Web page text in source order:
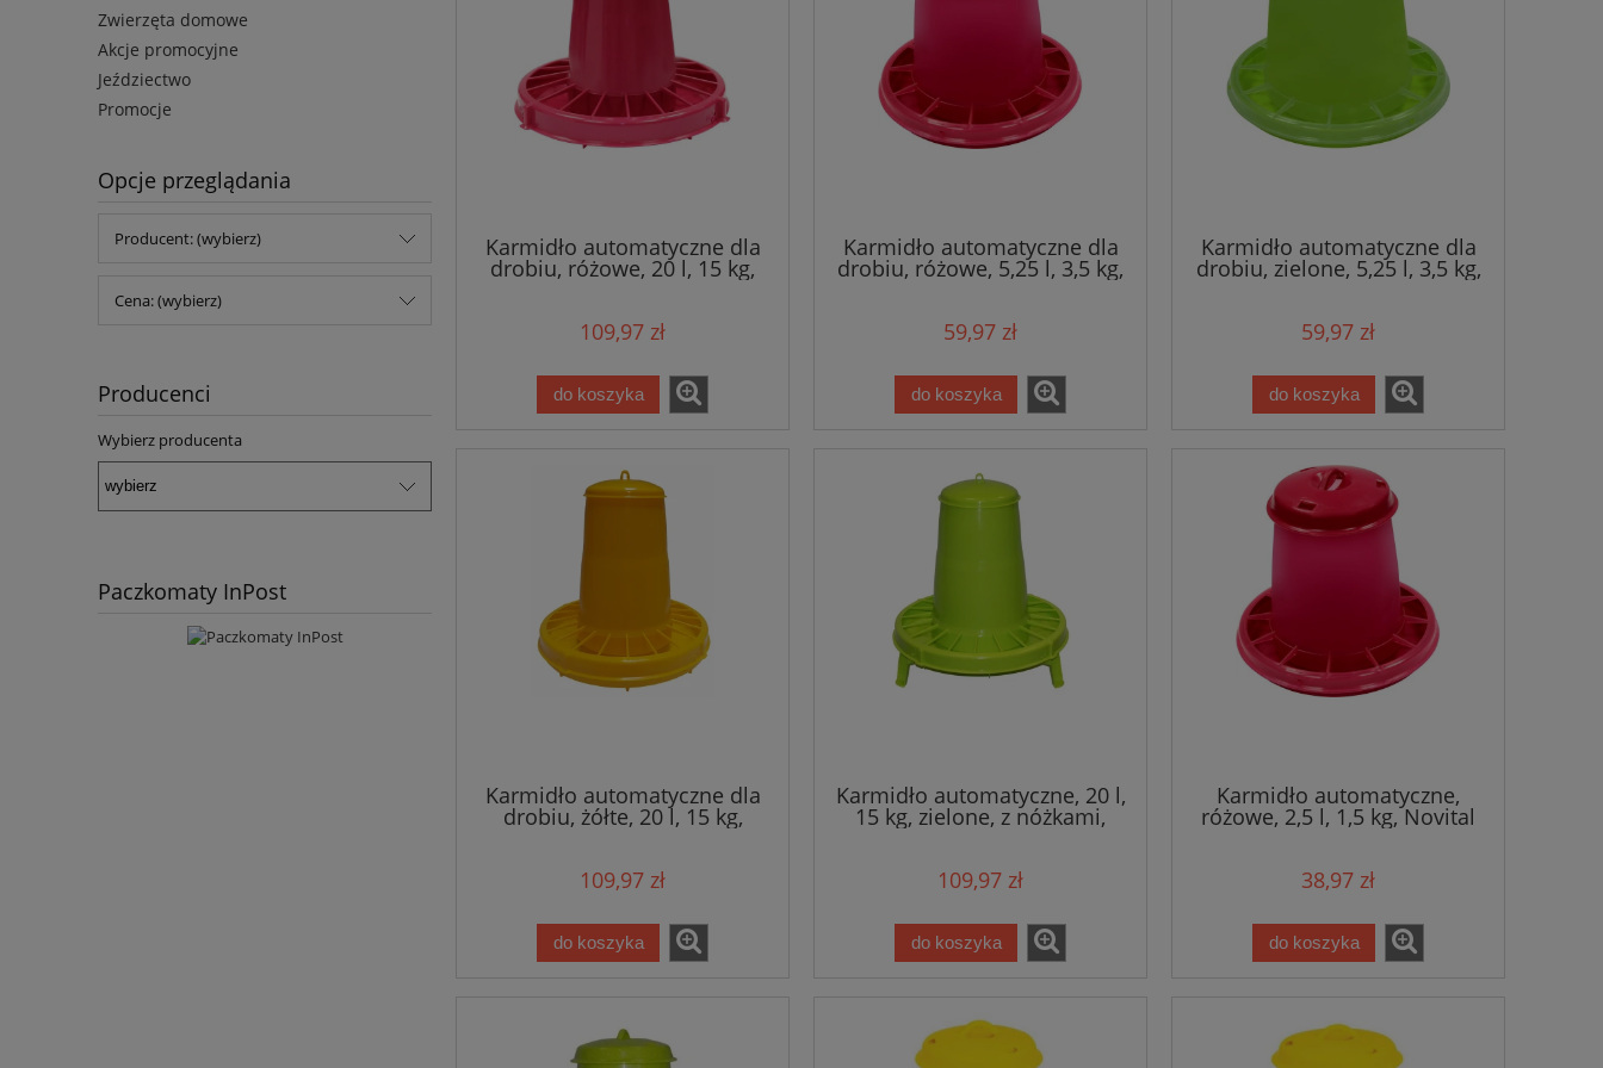
Zwierzęta domowe
Akcje promocyjne
Jeździectwo
Promocje
Opcje przeglądania
Producent: (wybierz)
Cena: (wybierz)
Producenci
Wybierz producenta
Paczkomaty InPost
Karmidło automatyczne dla
drobiu, różowe, 20 l, 15 kg,
109,97 zł
do koszyka
Karmidło automatyczne dla
drobiu, różowe, 5,25 l, 3,5 kg,
59,97 zł
do koszyka
Karmidło automatyczne dla
drobiu, zielone, 5,25 l, 3,5 kg,
59,97 zł
do koszyka
Karmidło automatyczne dla
drobiu, żółte, 20 l, 15 kg,
109,97 zł
do koszyka
Karmidło automatyczne, 20 l,
15 kg, zielone, z nóżkami,
109,97 zł
do koszyka
Karmidło automatyczne,
różowe, 2,5 l, 1,5 kg, Novital
38,97 zł
do koszyka